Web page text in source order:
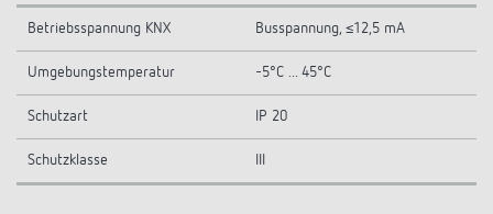
Betriebsspannung KNX Busspannung, ≤12,5 mA
Umgebungstemperatur -5°C ... 45°C
Schutzart IP 20
Schutzklasse